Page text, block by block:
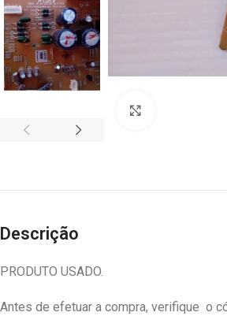
Descrição
PRODUTO USADO.
Antes de efetuar a compra, verifique o